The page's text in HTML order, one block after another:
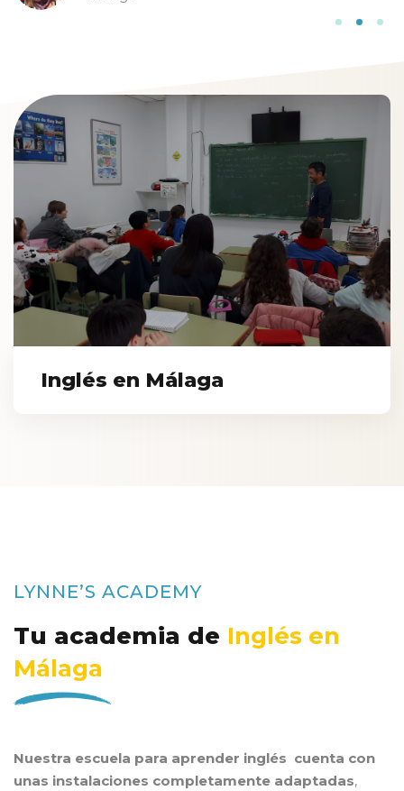
Inglés en Málaga
LYNNE’S ACADEMY
Tu academia de Inglés en
Málaga
Nuestra escuela para aprender inglés cuenta con
unas instalaciones completamente adaptadas,